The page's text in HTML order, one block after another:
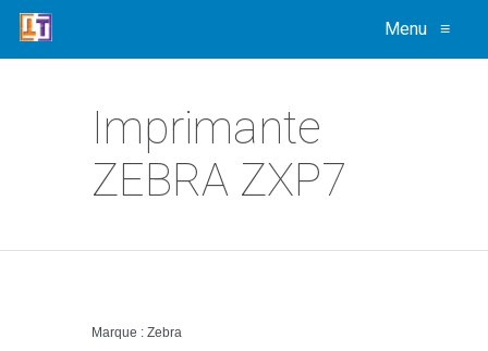
Menu ≡
Imprimante
ZEBRA ZXP7
Marque : Zebra